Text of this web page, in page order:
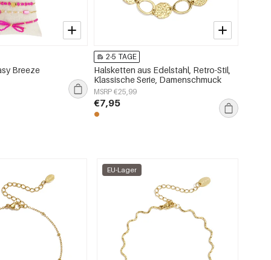
Breeze
2-5 TAGE
Halsketten aus Edelstahl, Retro-Stil,
Klassische Serie, Damenschmuck
MSRP €25,99
€7,95
EU-Lager